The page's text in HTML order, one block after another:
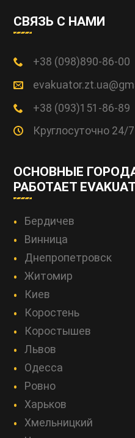
СВЯЗЬ С НАМИ
+38 (098)890-86-00
+38 (093)151-86-89
Круглосуточно 24/7
ОСНОВНЫЕ
РАБОТАЕТ
Бердичев
Винница
Днепропетровск
Житомир
Киев
Коростень
Коростышев
Львов
Одесса
Ровно
Харьков
Хмельницкий